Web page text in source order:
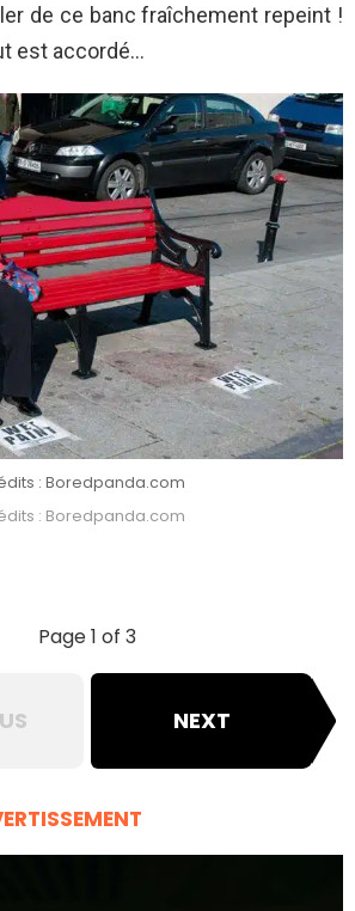
de ce banc fraîchement repeint !
est accordé…
: Boredpanda.com
: Boredpanda.com
Page 1 of 3
NEXT